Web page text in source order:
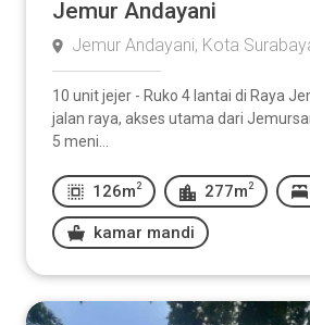
Jemur Andayani
Jemur Andayani, Kota
10 unit jejer - Ruko 4 lantai di Raya
jalan raya, akses utama dari
5 meni...
126m 2 277m 2
kamar mandi